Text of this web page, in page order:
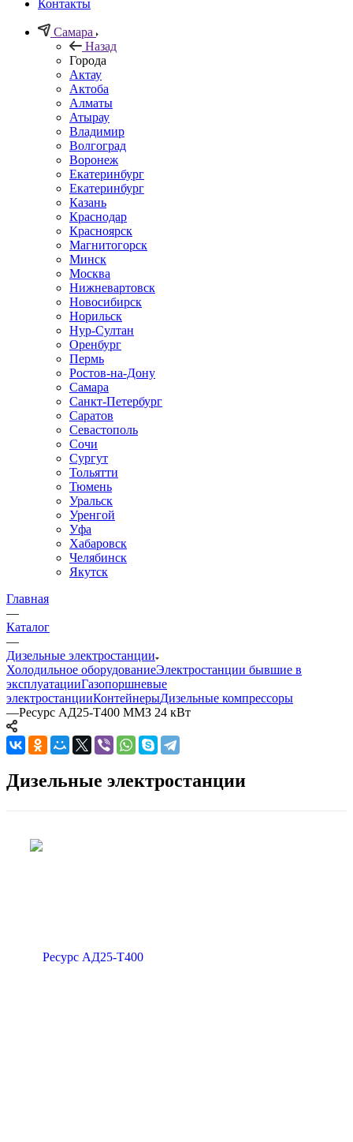
Контакты
Самара
Назад
Города
Актау
Актоба
Алматы
Атырау
Владимир
Волгоград
Воронеж
Екатеринбург
Екатеринбург
Казань
Краснодар
Красноярск
Магнитогорск
Минск
Москва
Нижневартовск
Новосибирск
Норильск
Нур-Султан
Оренбург
Пермь
Ростов-на-Дону
Самара
Санкт-Петербург
Саратов
Севастополь
Сочи
Сургут
Тольятти
Тюмень
Уральск
Уренгой
Уфа
Хабаровск
Челябинск
Якутск
Главная
—
Каталог
—
Дизельные электростанции
Холодильное оборудованиеЭлектростанции бывшие в
эксплуатацииГазопоршневые
электростанцииКонтейнерыДизельные компрессоры
—Ресурс АД25-Т400 ММЗ 24 кВт
Дизельные электростанции